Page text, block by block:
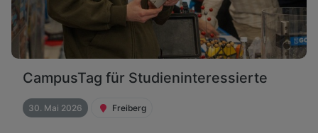
CampusTag für Studieninteressierte
30. Mai 2026 Freiberg